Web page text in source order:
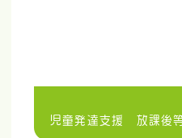
児童発達支援 放課後